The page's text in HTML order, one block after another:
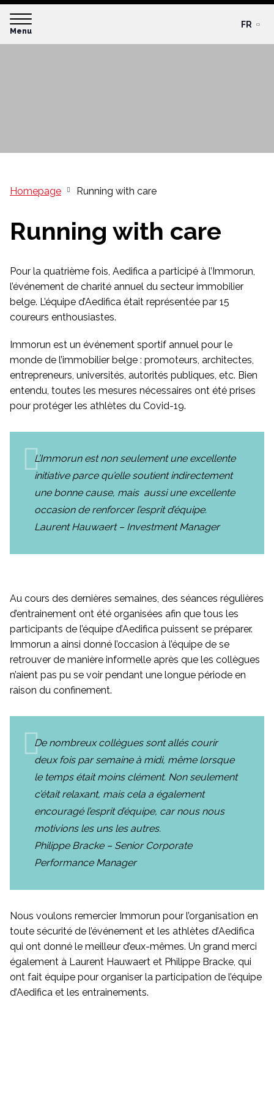
Menu
FR
Homepage Running with care
Running with care
Pour la quatrième fois, Aedifica a participé à l’Immorun,
l’événement de charité annuel du secteur immobilier
belge. L’équipe d’Aedifica était représentée par 15
coureurs enthousiastes.
Immorun est un événement sportif annuel pour le
monde de l’immobilier belge : promoteurs, architectes,
entrepreneurs, universités, autorités publiques, etc. Bien
entendu, toutes les mesures nécessaires ont été prises
pour protéger les athlètes du Covid-19.
L’Immorun est non seulement une excellente
initiative parce qu’elle soutient indirectement
une bonne cause, mais aussi une excellente
occasion de renforcer l’esprit d’équipe.
Laurent Hauwaert – Investment Manager
Au cours des dernières semaines, des séances régulières
d’entrainement ont été organisées afin que tous les
participants de l’équipe d’Aedifica puissent se préparer.
Immorun a ainsi donné l’occasion à l’équipe de se
retrouver de manière informelle après que les collègues
n’aient pas pu se voir pendant une longue période en
raison du confinement.
De nombreux collègues sont allés courir
deux fois par semaine à midi, même lorsque
le temps était moins clément. Non seulement
c’était relaxant, mais cela a également
encouragé l’esprit d’équipe, car nous nous
motivions les uns les autres.
Philippe Bracke – Senior Corporate
Performance Manager
Nous voulons remercier Immorun pour l’organisation en
toute sécurité de l’événement et les athlètes d’Aedifica
qui ont donné le meilleur d’eux-mêmes. Un grand merci
également à Laurent Hauwaert et Philippe Bracke, qui
ont fait équipe pour organiser la participation de l’équipe
d’Aedifica et les entrainements.